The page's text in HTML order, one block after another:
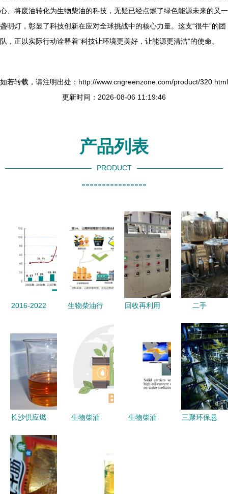
心、将废油转化为生物柴油的科技，无疑已经点燃了绿色能源未来的又一
盏明灯，彰显了科技创新在应对全球挑战中的核心力量。这支“很牛”的团
队，正以实际行动诠释着“科技让环境更美好，让能源更清洁”的使命。
如若转载，请注明出处：http://www.cngreenzone.com/product/320.html
更新时间：2026-08-06 11:19:46
产品列表
PRODUCT
----------------
2016-2022
物柴油市场
监测及前景
分析
生物柴油行
究:全球减
碳推高需
求,中国产
业链有望受
回收再利用
垃圾如何标
二手
片分离机在
生物柴油生
产中的优势
与选择指南
长沙供应燃
油 零碳排
与环保兼得
的新选择
生物柴油
生物柴油
三聚环保悬